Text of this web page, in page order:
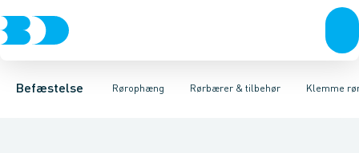
Befæstelse Rørophæng
Bolte & sætskruerMøtrikker SkiverSkruerSøm & dykkere
Rørbærer & tilbehør
Elforzinket- & varmgalvaniseret ophængRustfrit- & syrefast
Klemme
Zinkrørbærer Indlæg til ZinkrørbærerRørbærer messing &